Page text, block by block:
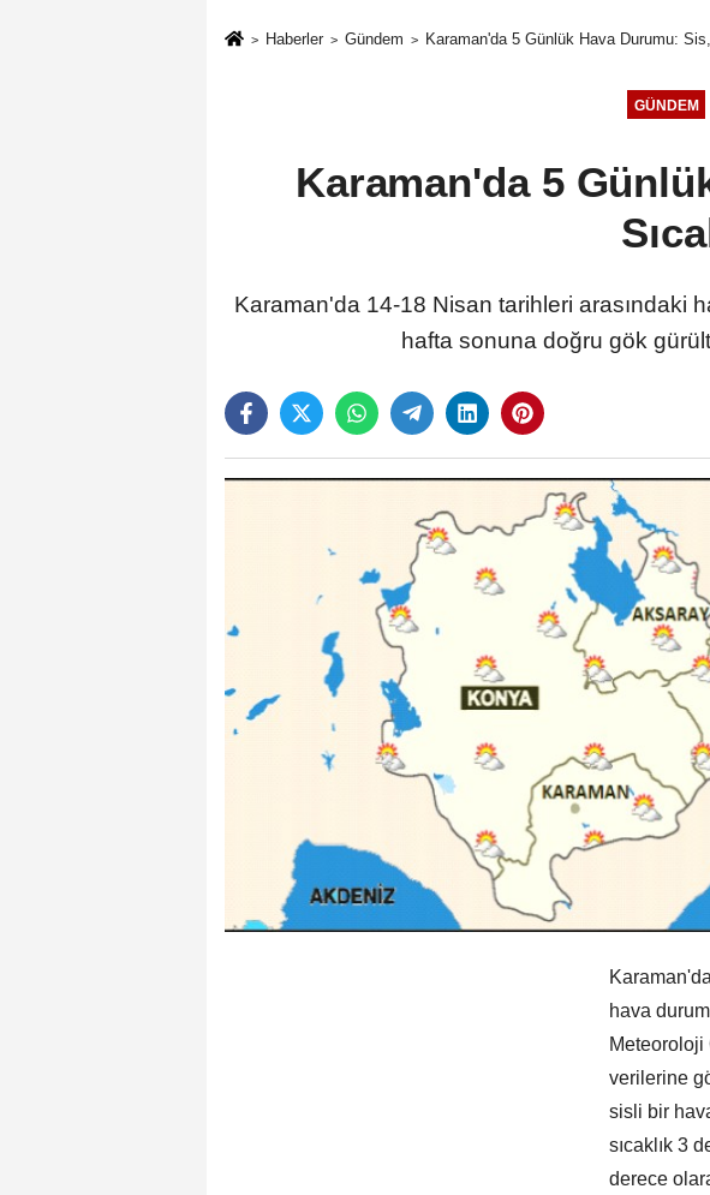
Haberler Gündem Karaman'da 5 Günlük Hava Durumu:
GÜNDEM
Karaman'da 5
Karaman'da 14-18 Nisan tarihleri arasındaki
hafta sonuna doğru gök
hava
Meteoroloji
verilerine
sisli bir
sıcaklık 3
derece